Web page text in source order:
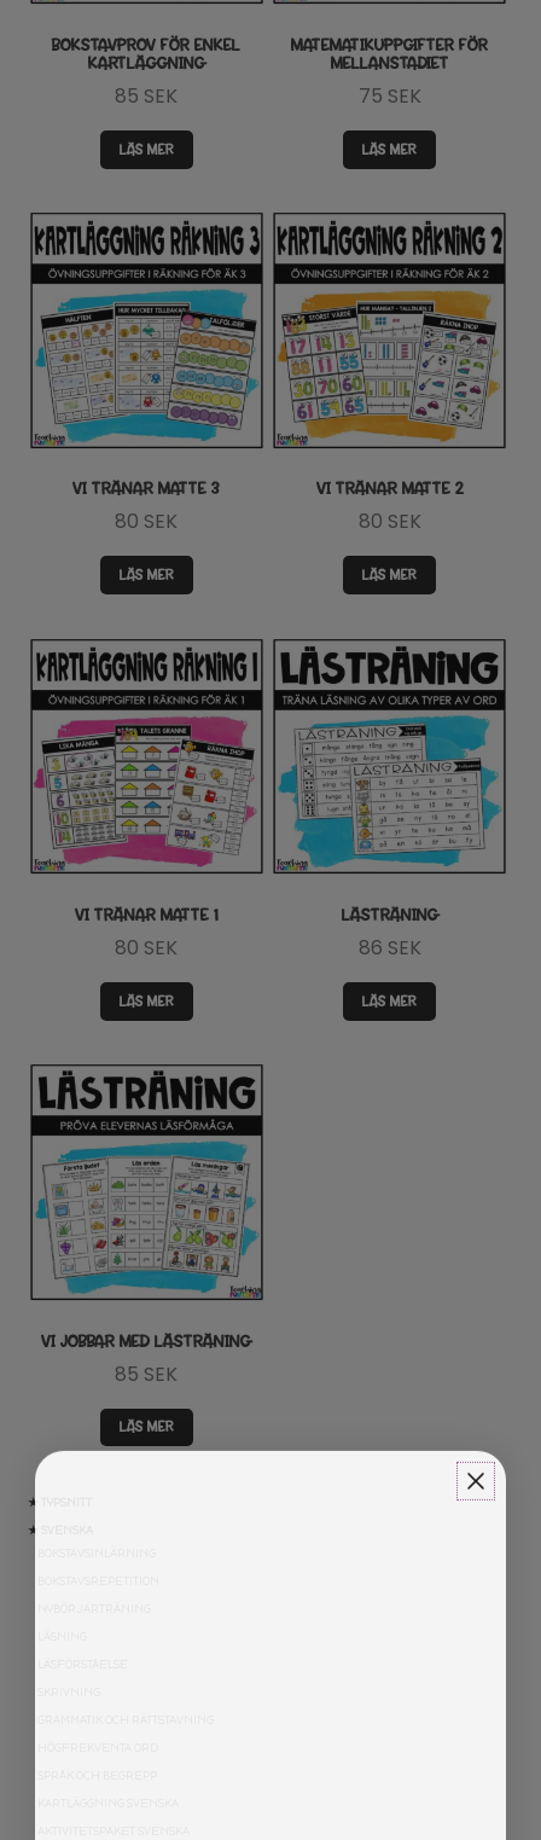
★ TYPSNITT
★ SVENSKA
BOKSTAVPROV FÖR ENKEL
KARTLÄGGNING
85 SEK
LÄS MER
MATEMATIKUPPGIFTER FÖR
MELLANSTADIET
75 SEK
LÄS MER
VI TRÄNAR MATTE 3
80 SEK
LÄS MER
VI TRÄNAR MATTE 2
80 SEK
LÄS MER
VI TRÄNAR MATTE 1
80 SEK
LÄS MER
LÄSTRÄNING
86 SEK
LÄS MER
VI JOBBAR MED LÄSTRÄNING
85 SEK
LÄS MER